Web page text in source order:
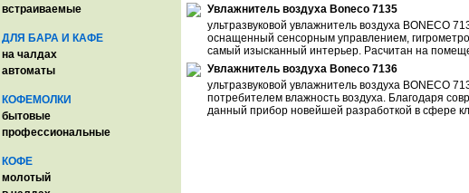
встраиваемые
ДЛЯ БАРА И КАФЕ
на чалдах
автоматы
КОФЕМОЛКИ
бытовые
профессиональные
КОФЕ
молотый
Увлажнитель воздуха Boneco 7135
ультразвуковой увлажнитель воздуха BONECO
оснащенный сенсорным управлением,
самый изысканный интерьер. Расчитан на
Увлажнитель воздуха Boneco 7136
ультразвуковой увлажнитель воздуха
потребителем влажность воздуха. Благодаря
данный прибор новейшей разработкой в сфере